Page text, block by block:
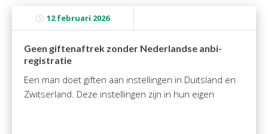
12 februari 2026
Geen giftenaftrek zonder Nederlandse anbi-
registratie
Een man doet giften aan instellingen in Duitsland en
Zwitserland. Deze instellingen zijn in hun eigen